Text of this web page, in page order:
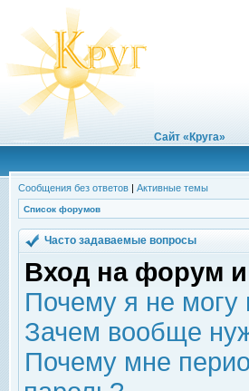
Сайт «Круга»
Сообщения без ответов | Активные темы
Список форумов
Часто задаваемые вопросы
Вход на форум и
Почему я не
Зачем вообще
Почему мне